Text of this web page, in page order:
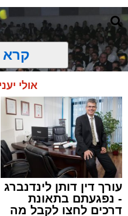
קרא
אולי
עורך דין דותן לינדנברג
- נפגעתם בתאונת
דרכים לחצו לקבל מה